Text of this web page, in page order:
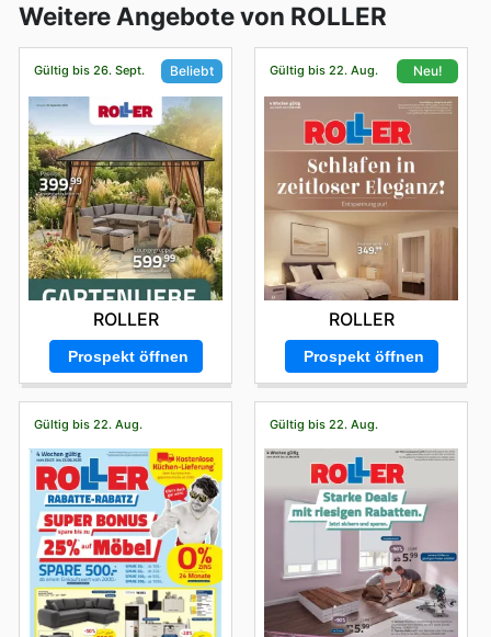
Weitere Angebote von ROLLER
Gültig bis 26. Sept. Beliebt
ROLLER
Prospekt öffnen
Gültig bis 22. Aug. Neu!
ROLLER
Prospekt öffnen
Gültig bis 22. Aug. Gültig bis 22. Aug.